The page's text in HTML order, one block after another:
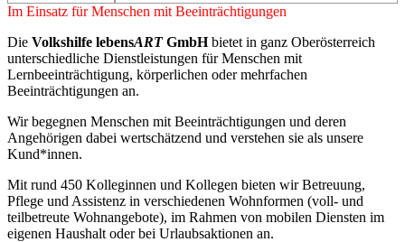
Im Einsatz für Menschen mit Beeinträchtigungen
Die Volkshilfe lebensARTGmbHbietet in ganz Oberösterreich
unterschiedliche Dienstleistungen für Menschen mit
Lernbeeinträchtigung, körperlichen oder mehrfachen
Beeinträchtigungen an.
Wir begegnen Menschen mit Beeinträchtigungen und deren
Angehörigen dabei wertschätzend und verstehen sie als unsere
Kund*innen.
Mit rund 450 Kolleginnen und Kollegen bieten wir Betreuung,
Pflege und Assistenz in verschiedenen Wohnformen (voll- und
teilbetreute Wohnangebote), im Rahmen von mobilen Diensten im
eigenen Haushalt oder bei Urlaubsaktionen an.